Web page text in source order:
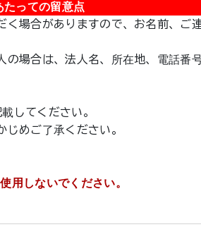
たっての留意点
場合がありますので、お名前、ご
場合は、法人名、所在地、電話番
してください。
めご了承ください。
用しないでください。